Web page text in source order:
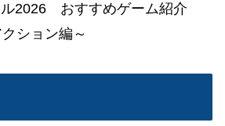
ル2026 おすすめゲーム紹介
ション編～